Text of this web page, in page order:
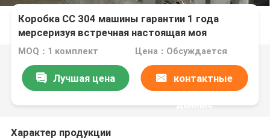
Коробка СС 304 машины гарантии 1 года
мерсеризуя встречная настоящая моя
MOQ：1 комплект Цена：Обсуждается
Лучшая цена контактные
данные
Характер продукции